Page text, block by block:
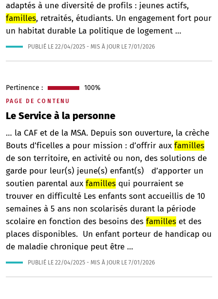
adaptés à une diversité de profils : jeunes actifs,
familles, retraités, étudiants. Un engagement fort pour
un habitat durable La politique de logement …
PUBLIÉ LE 22/04/2025 - MIS À JOUR LE 7/01/2026
PAGE DE CONTENU
Le Service à la personne
Pertinence : 100%
… la CAF et de la MSA. Depuis son ouverture, la crèche
Bouts d’ficelles a pour mission : d’offrir aux familles
de son territoire, en activité ou non, des solutions de
garde pour leur(s) jeune(s) enfant(s) d’apporter un
soutien parental aux familles qui pourraient se
trouver en difficulté Les enfants sont accueillis de 10
semaines à 5 ans non scolarisés durant la période
scolaire en fonction des besoins des familles et des
places disponibles. Un enfant porteur de handicap ou
de maladie chronique peut être …
PUBLIÉ LE 22/04/2025 - MIS À JOUR LE 7/01/2026